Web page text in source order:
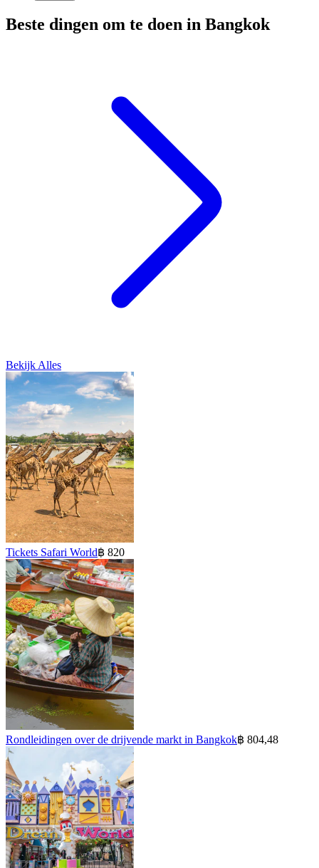
Beste dingen om te doen in Bangkok
Bekijk Alles
Tickets Safari World฿ 820
Rondleidingen over de drijvende markt in Bangkok฿ 804,48